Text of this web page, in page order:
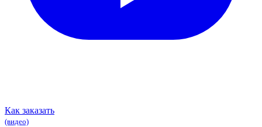
Как заказать
(видео)